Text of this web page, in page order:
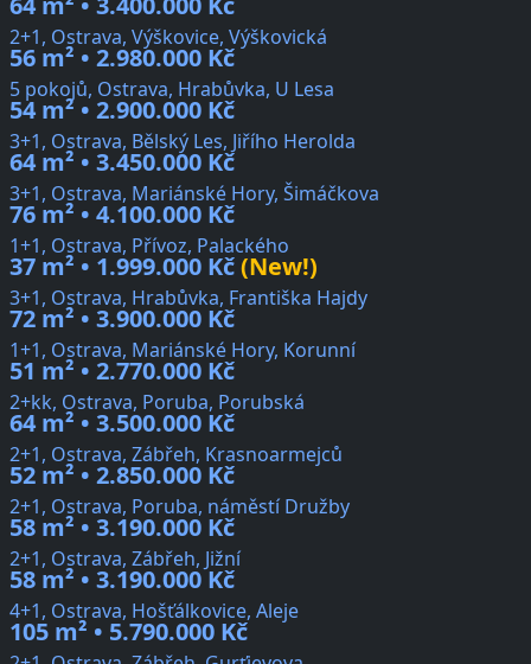
2+1, Ostrava, Výškovice, Výškovická
56 m² • 2.980.000 Kč
5 pokojů, Ostrava, Hrabůvka, U Lesa
54 m² • 2.900.000 Kč
3+1, Ostrava, Bělský Les, Jiřího Herolda
64 m² • 3.450.000 Kč
3+1, Ostrava, Mariánské Hory, Šimáčkova
76 m² • 4.100.000 Kč
1+1, Ostrava, Přívoz, Palackého
37 m² • 1.999.000 Kč(New!)
3+1, Ostrava, Hrabůvka, Františka Hajdy
72 m² • 3.900.000 Kč
1+1, Ostrava, Mariánské Hory, Korunní
51 m² • 2.770.000 Kč
2+kk, Ostrava, Poruba, Porubská
64 m² • 3.500.000 Kč
2+1, Ostrava, Zábřeh, Krasnoarmejců
52 m² • 2.850.000 Kč
2+1, Ostrava, Poruba, náměstí Družby
58 m² • 3.190.000 Kč
2+1, Ostrava, Zábřeh, Jižní
58 m² • 3.190.000 Kč
4+1, Ostrava, Hošťálkovice, Aleje
105 m² • 5.790.000 Kč